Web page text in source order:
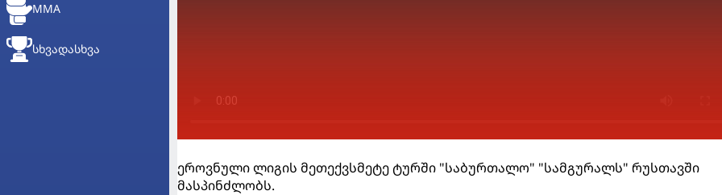
MMA
ᲡᲮᲕᲐᲓᲐᲡᲮᲕᲐ
ეროვნული ლიგის მეთექვსმეტე ტურში "საბურთალო" "სამგურალს" რუსთავში
მასპინძლობს.